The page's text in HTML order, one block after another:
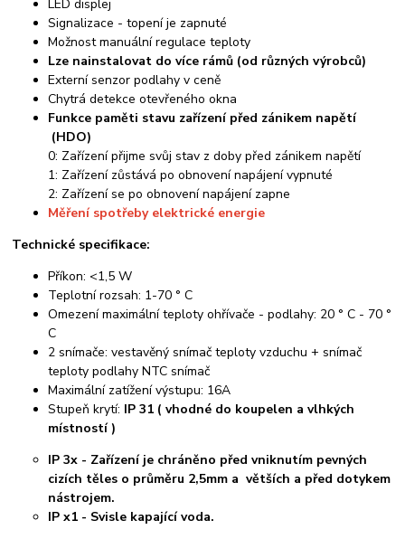
LED displej
Signalizace - topení je zapnuté
Možnost manuální regulace teploty
Lze nainstalovat do více rámů (od různých výrobců)
Externí senzor podlahy v ceně
Chytrá detekce otevřeného okna
Funkce paměti stavu zařízení před zánikem napětí
(HDO)
0: Zařízení přijme svůj stav z doby před zánikem napětí
1: Zařízení zůstává po obnovení napájení vypnuté
2: Zařízení se po obnovení napájení zapne
Měření spotřeby elektrické energie
Technické specifikace:
Příkon: <1,5 W
Teplotní rozsah: 1-70 ° C
Omezení maximální teploty ohřívače - podlahy: 20 ° C - 70 °
C
2 snímače: vestavěný snímač teploty vzduchu + snímač
teploty podlahy NTC snímač
Maximální zatížení výstupu: 16A
Stupeň krytí: IP 31 ( vhodné do koupelen a vlhkých
místností )
IP 3x - Zařízení je chráněno před vniknutím pevných
cizích těles o průměru 2,5mm a větších a před dotykem
nástrojem.
IP x1 - Svisle kapající voda.